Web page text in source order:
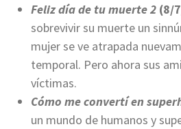
Feliz día de tu muerte 2 (8/
sobrevivir su muerte un
mujer se ve atrapada
temporal. Pero ahora sus
víctimas.
Cómo me convertí en
un mundo de humanos y